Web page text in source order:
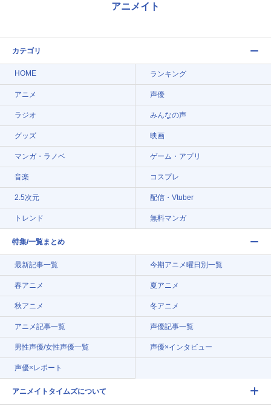
アニメイト
カテゴリ
HOME ランキング
アニメ 声優
ラジオ みんなの声
グッズ 映画
マンガ・ラノベ ゲーム・アプリ
音楽 コスプレ
2.5次元 配信・Vtuber
トレンド 無料マンガ
特集/一覧まとめ
最新記事一覧 今期アニメ曜日別一覧
春アニメ 夏アニメ
秋アニメ 冬アニメ
アニメ記事一覧 声優記事一覧
男性声優/女性声優一覧 声優×インタビュー
声優×レポート
アニメイトタイムズについて